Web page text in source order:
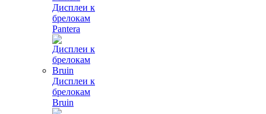
Дисплеи к
брелокам
Pantera
Дисплеи к
брелокам
Bruin